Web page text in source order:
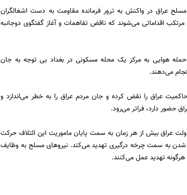
عراق در واکنش به ترور فرمانده مقاومت به دست اشغالگران
مرتکب اقداماتی می‌شوند که ناقض تفاهمات و آغاز گفتگوی دوجانبه
هوایی به مرکز یک محله مسکونی در بغداد بی توجه به جان
می‌دهند.
عراق را نقض کرده و جان مردم عراق را به خطر می‌اندازد و
حضور دارد، فراتر می‌رود.
عراق بیش از هر زمان به سمت پایان ماموریت این ائتلاف حرکت
شدن به سمت چرخه درگیری تهدید می‌کند. نیرو‌های مسلح به وظایف
تهدید عمل می‌کنند.